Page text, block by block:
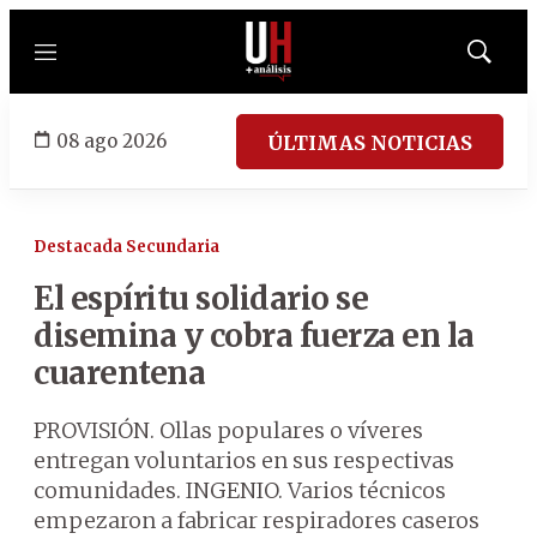
Menú
Mostrar
08 ago 2026 ÚLTIMAS NOTICIAS
Destacada Secundaria
El espíritu solidario se
disemina y cobra fuerza en la
cuarentena
PROVISIÓN. Ollas populares o víveres
entregan voluntarios en sus respectivas
comunidades. INGENIO. Varios técnicos
empezaron a fabricar respiradores caseros